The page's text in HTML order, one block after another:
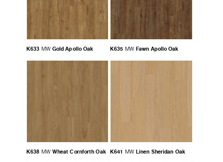
K633 MW Gold Apollo Oak K635 MW Fawn Apollo Oak
K638 MW Wheat Cornforth Oak K641 MW Linen Sheridan Oak